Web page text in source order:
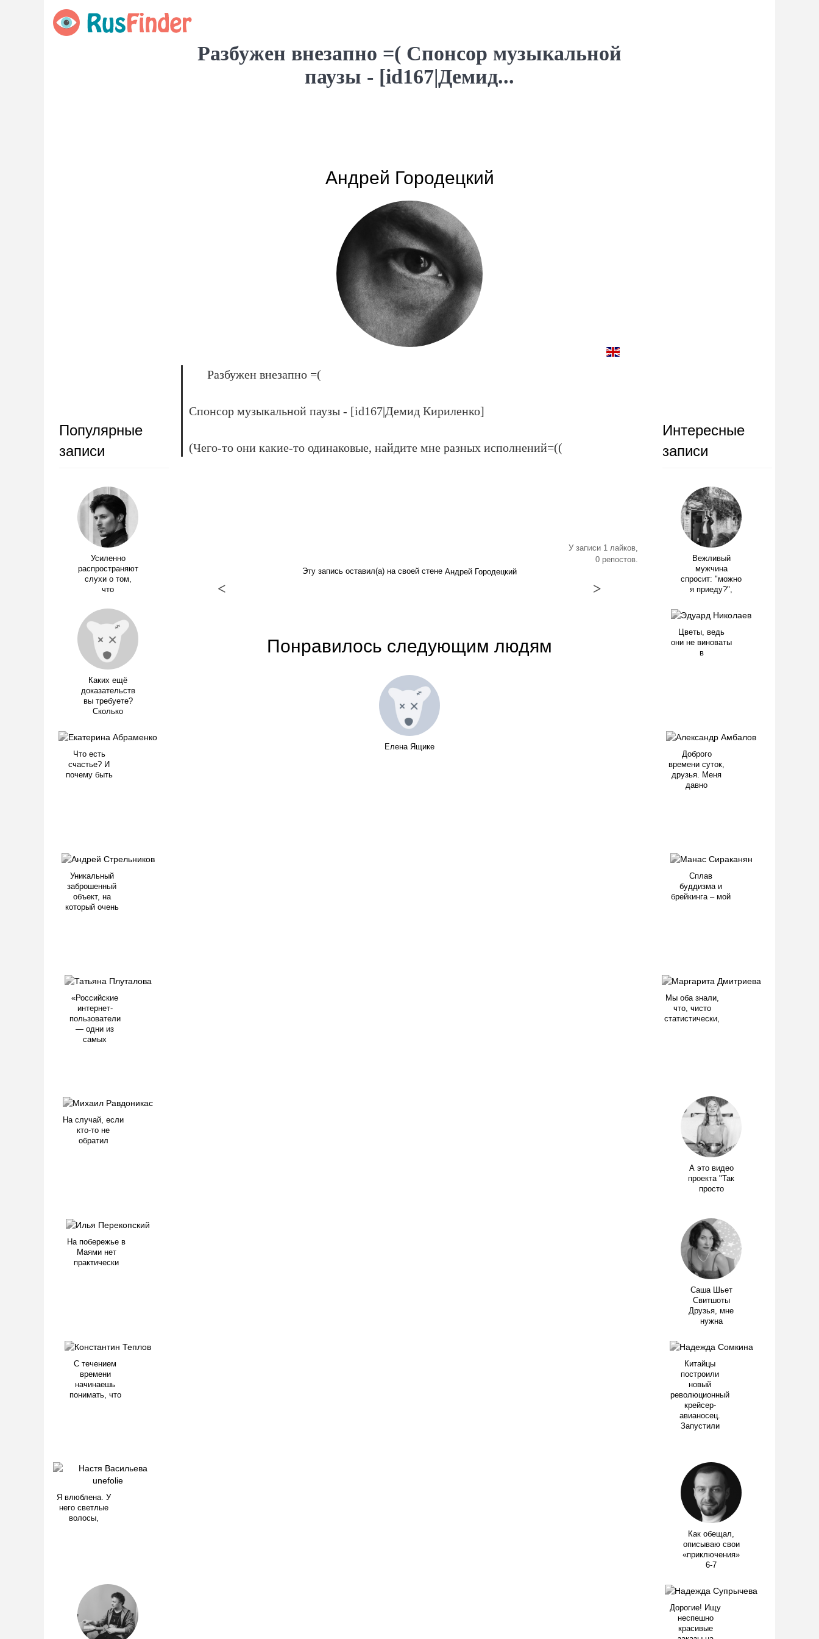
Разбужен внезапно =( Спонсор музыкальной
паузы - [id167|Демид...
Андрей Городецкий
Разбужен внезапно =(
Спонсор музыкальной паузы - [id167|Демид Кириленко]
(Чего-то они какие-то одинаковые, найдите мне разных исполнений=((
У записи 1 лайков,
0 репостов.
Эту запись оставил(а) на своей стене Андрей Городецкий
< >
Понравилось следующим людям
Елена Ящике
Популярные
записи
Усиленно
распространяют
слухи о том,
что
Каких ещё
доказательств
вы требуете?
Сколько
Что есть
счастье? И
почему быть
Уникальный
заброшенный
объект, на
который очень
«Российские
интернет-
пользователи
— одни из
самых
На случай, если
кто-то не
обратил
На побережье в
Маями нет
практически
С течением
времени
начинаешь
понимать, что
Я влюблена. У
него светлые
волосы,
Интересные
записи
Вежливый
мужчина
спросит: "можно
я приеду?",
Цветы, ведь
они не виноваты
в
Доброго
времени суток,
друзья. Меня
давно
Сплав
буддизма и
брейкинга – мой
Мы оба знали,
что, чисто
статистически,
А это видео
проекта "Так
просто
Саша Шьет
Свитшоты
Друзья, мне
нужна
Китайцы
построили
новый
революционный
крейсер-
авианосец.
Запустили
Как обещал,
описываю свои
«приключения»
6-7
Дорогие! Ищу
неспешно
красивые